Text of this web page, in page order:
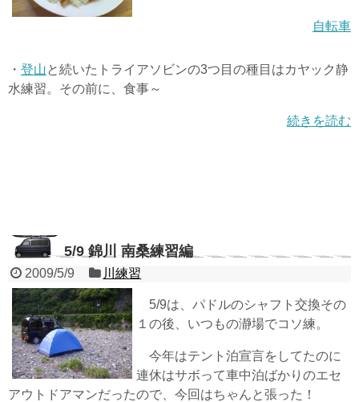
自転車
・ 登山と続いたトライアソビンの3つ目の種目はカヤック静
水練習。その前に、食事～
続きを読む
5/9 錦川 南桑練習編
2009/5/9 川練習
5/9は、パドルのシャフト交換その
１の後、いつもの瀞場でコソ練。
今年はテント泊宣言をしてたのに
連休はサボって車中泊ばかりのエセ
アウトドアマンだったので、今回はちゃんと張った！